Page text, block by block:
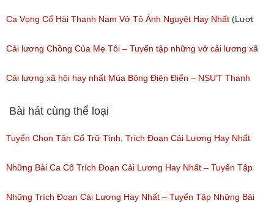
Ca Cổ Cải Lương Hài Hay Nhất Của Thanh Nam
(Lượt nghe: 218)
Ca Vọng Cổ Hài Thanh Nam Vở Tô Ánh Nguyệt Hay Nhất (Lượt
nghe: 336)
Cải lương Chồng Của Mẹ Tôi – Tuyển tập những vở cải lương xã
hội hay nhất
(Lượt nghe: 64)
Cải lương xã hội hay nhất Mùa Bông Điên Điển – NSƯT Thanh
Ngân, Chí Linh, Vân Hà, Thanh Nam
(Lượt nghe: 120)
Bài hát cùng thể loại
Tuyển Chọn Tân Cổ Trữ Tình, Trích Đoạn Cải Lương Hay Nhất
Của Nhiều Nghệ Sĩ Nổi Tiếng Đặc Sắc Nhất
(Lượt nghe: 213)
Những Bài Ca Cổ Trích Đoạn Cải Lương Hay Nhất – Tuyển Tập
Những Bài Ca Cổ Hay Của Tấn Tài
Những Trích Đoạn Cải Lương Hay Nhất – Tuyển Tập Những Bài